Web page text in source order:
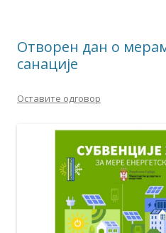
Отворен дан о
санације
Оставите одговор